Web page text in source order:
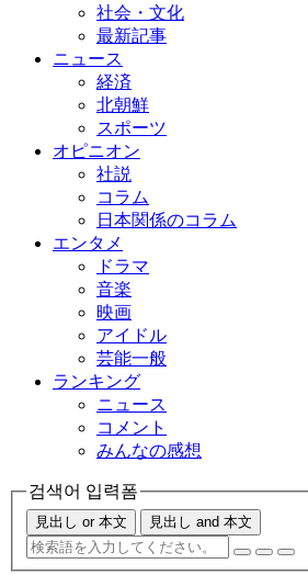
社会・文化
最新記事
ニュース
経済
北朝鮮
スポーツ
オピニオン
社説
コラム
日本関係のコラム
エンタメ
ドラマ
音楽
映画
アイドル
芸能一般
ランキング
ニュース
コメント
みんなの感想
검색어 입력폼
見出し or 本文 見出し and 本文